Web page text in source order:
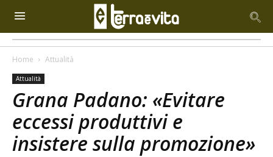
Home Attualità
Attualità
Grana Padano: «Evitare
eccessi produttivi e
insistere sulla promozione»